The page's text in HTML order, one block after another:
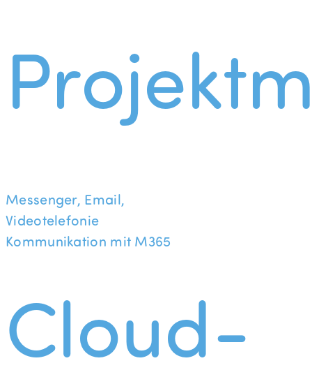
Messenger, Email,
Videotelefonie
Kommunikation mit M365
Cloud-